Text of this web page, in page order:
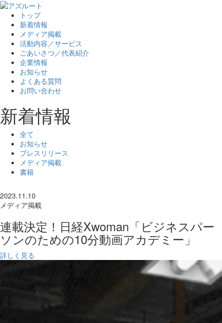
トップ
新着情報
メディア掲載
活動内容／サービス
ごあいさつ／代表紹介
企業情報
お知らせ
よくある質問
お問い合わせ
新着情報
全て
お知らせ
プレスリリース
メディア掲載
書籍
2023.11.10
メディア掲載
連載決定！日経Xwoman「ビジネスパー
ソンのための10分動画アカデミー」
詳しく見る